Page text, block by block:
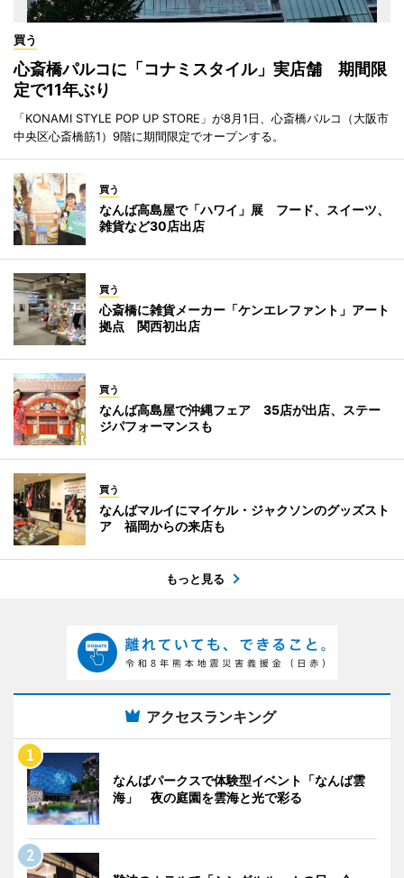
買う
心斎橋パルコに「コナミスタイル」実店舗 期間限
定で11年ぶり
「KONAMI STYLE POP UP STORE」が8月1日、心斎橋パルコ（大阪市
中央区心斎橋筋1）9階に期間限定でオープンする。
買う
なんば高島屋で「ハワイ」展 フード、スイーツ、
雑貨など30店出店
買う
心斎橋に雑貨メーカー「ケンエレファント」アート
拠点 関西初出店
買う
なんば高島屋で沖縄フェア 35店が出店、ステー
ジパフォーマンスも
買う
なんばマルイにマイケル・ジャクソンのグッズスト
ア 福岡からの来店も
もっと見る
アクセスランキング
なんばパークスで体験型イベント「なんば雲
海」 夜の庭園を雲海と光で彩る